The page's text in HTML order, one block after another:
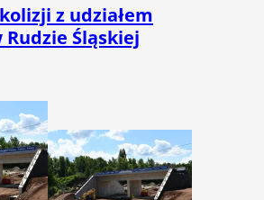
z udziałem
Śląskiej